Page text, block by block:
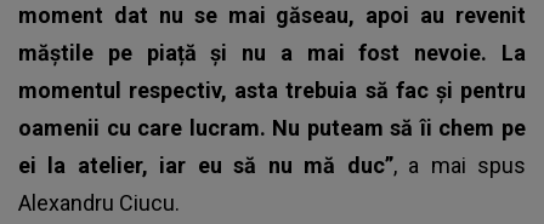
moment dat nu se mai găseau, apoi au revenit
măștile pe piață și nu a mai fost nevoie. La
momentul respectiv, asta trebuia să fac și pentru
oamenii cu care lucram. Nu puteam să îi chem pe
ei la atelier, iar eu să nu mă duc”, a mai spus
Alexandru Ciucu.